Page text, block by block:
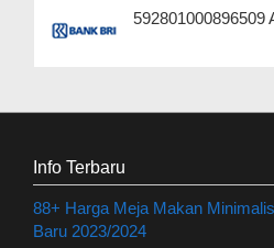
592801000896509
Info Terbaru
88+ Harga Meja Makan
Baru 2023/2024